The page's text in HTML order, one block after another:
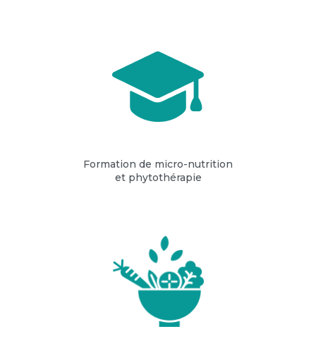
Formation de micro-nutrition
et phytothérapie